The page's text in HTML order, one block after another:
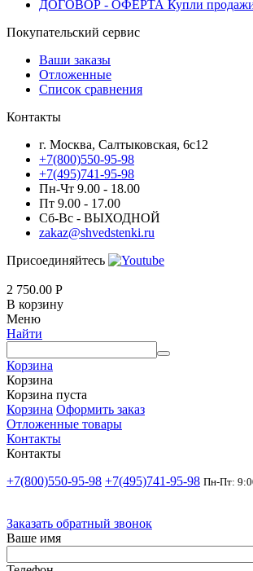
ДОГОВОР - ОФЕРТА Купли продажи
Покупательский сервис
Ваши заказы
Отложенные
Список сравнения
Контакты
г. Москва, Салтыковская, 6с12
+7(800)550-95-98
+7(495)741-95-98
Пн-Чт 9.00 - 18.00
Пт 9.00 - 17.00
Сб-Вс - ВЫХОДНОЙ
zakaz@shvedstenki.ru
Присоединяйтесь
2 750.00 Р
В корзину
Меню
Найти
Корзина
Корзина
Корзина пуста
Корзина Оформить заказ
Отложенные товары
Контакты
Контакты
+7(800)550-95-98 +7(495)741-95-98 Пн-Пт:
Заказать обратный звонок
Ваше имя